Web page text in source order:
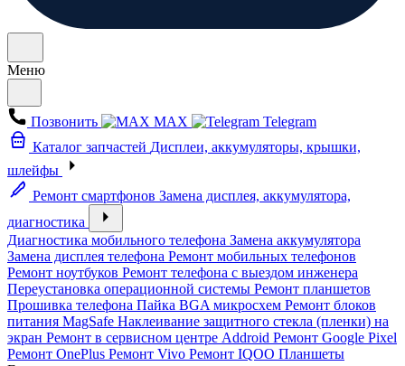
Меню
Позвонить MAX
Telegram
Каталог запчастей Дисплеи, аккумуляторы, крышки,
шлейфы
Ремонт смартфонов Замена дисплея, аккумулятора,
диагностика
Диагностика мобильного телефона Замена аккумулятора
Замена дисплея телефона Ремонт мобильных телефонов
Ремонт ноутбуков Ремонт телефона с выездом инженера
Переустановка операционной системы Ремонт планшетов
Прошивка телефона Пайка BGA микросхем Ремонт блоков
питания MagSafe Наклеивание защитного стекла (пленки) на
экран Ремонт в сервисном центре Addroid Ремонт Google Pixel
Ремонт OnePlus Ремонт Vivo Ремонт IQOO Планшеты